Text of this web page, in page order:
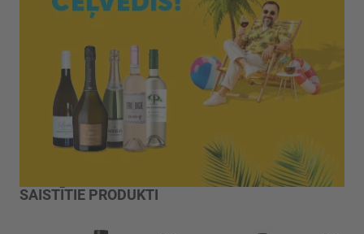
SAISTĪTIE PRODUKTI